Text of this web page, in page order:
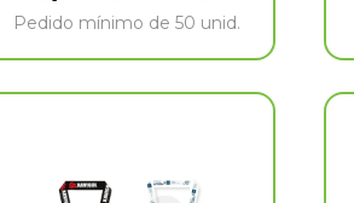
Pedido mínimo de 50 unid.